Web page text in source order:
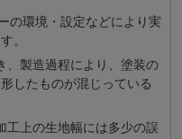
の環境・設定などにより実
。
、製造過程により、塗装の
したものが混じっている
工上の生地幅には多少の誤